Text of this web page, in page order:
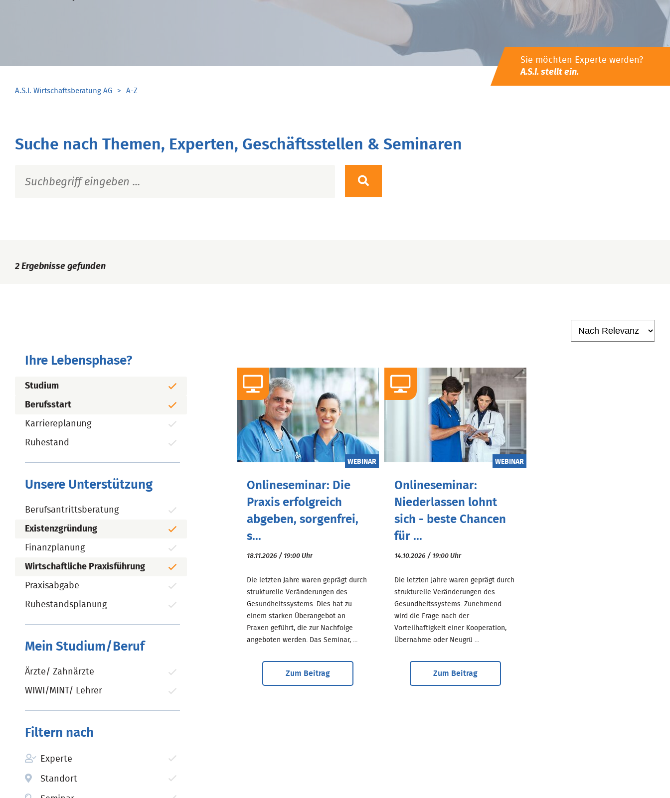
Sie möchten Experte werden?
A.S.I. stellt ein.
A.S.I. Wirtschaftsberatung AG A-Z
Suche nach Themen, Experten, Geschäftsstellen & Seminaren
2 Ergebnisse gefunden
Ihre Lebensphase?
Studium
Berufsstart
Karriereplanung
Ruhestand
Unsere Unterstützung
Berufsantrittsberatung
Existenzgründung
Finanzplanung
Wirtschaftliche Praxisführung
Praxisabgabe
Ruhestandsplanung
Mein Studium/Beruf
Ärzte/ Zahnärzte
WIWI/MINT/ Lehrer
Filtern nach
Experte
Standort
WEBINAR
Onlineseminar: Die
Praxis erfolgreich
abgeben, sorgenfrei,
s...
18.11.2026 / 19:00 Uhr
Die letzten Jahre waren geprägt durch
strukturelle Veränderungen des
Gesundheitssystems. Dies hat zu
einem starken Überangebot an
Praxen geführt, die zur Nachfolge
angeboten werden. Das Seminar, ...
Zum Beitrag
WEBINAR
Onlineseminar:
Niederlassen lohnt
sich - beste Chancen
für ...
14.10.2026 / 19:00 Uhr
Die letzten Jahre waren geprägt durch
strukturelle Veränderungen des
Gesundheitssystems. Zunehmend
wird die Frage nach der
Vorteilhaftigkeit einer Kooperation,
Übernahme oder Neugrü ...
Zum Beitrag